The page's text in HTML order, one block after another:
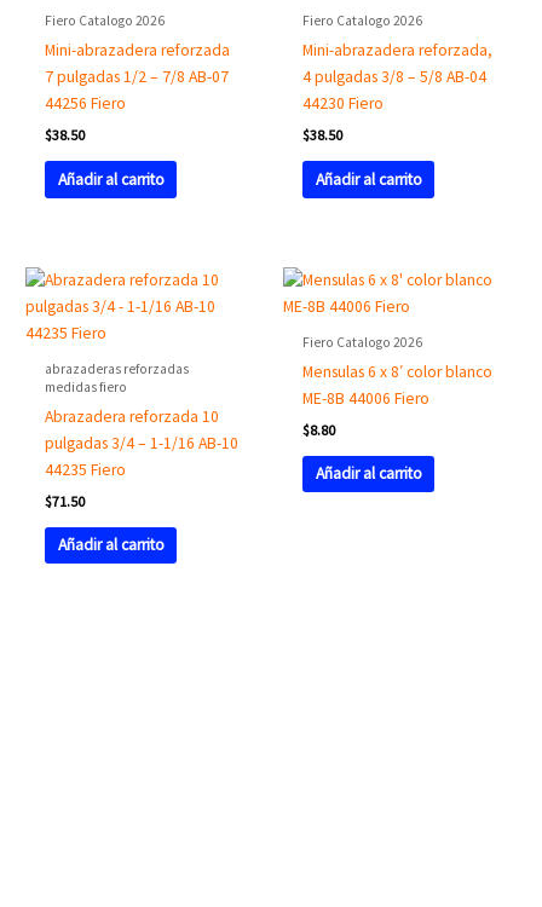
Fiero Catalogo 2026
Mini-abrazadera reforzada
7 pulgadas 1/2 – 7/8 AB-07
44256 Fiero
$38.50
Añadir al carrito
Fiero Catalogo 2026
Mini-abrazadera reforzada,
4 pulgadas 3/8 – 5/8 AB-04
44230 Fiero
$38.50
Añadir al carrito
abrazaderas reforzadas
medidas fiero
Abrazadera reforzada 10
pulgadas 3/4 – 1-1/16 AB-10
44235 Fiero
$71.50
Añadir al carrito
Fiero Catalogo 2026
Mensulas 6 x 8′ color blanco
ME-8B 44006 Fiero
$8.80
Añadir al carrito